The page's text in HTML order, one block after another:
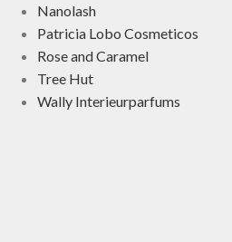
Nanolash
Patricia Lobo Cosmeticos
Rose and Caramel
Tree Hut
Wally Interieurparfums